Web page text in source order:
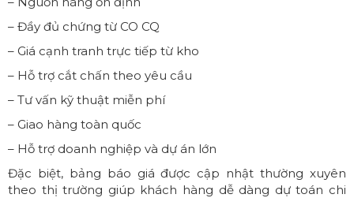
– Đầy đủ chứng từ CO CQ
– Giá cạnh tranh trực tiếp từ kho
– Hỗ trợ cắt chấn theo yêu cầu
– Tư vấn kỹ thuật miễn phí
– Giao hàng toàn quốc
– Hỗ trợ doanh nghiệp và dự án lớn
Đặc biệt, bảng báo giá được cập nhật thường xuyên
theo thị trường giúp khách hàng dễ dàng dự toán chi